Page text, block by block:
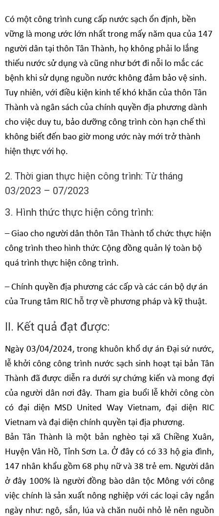
Có một công trình cung cấp nước sạch ổn định, bền
vững là mong ước lớn nhất trong mấy năm qua của 147
người dân tại thôn Tân Thành, họ không phải lo lắng
thiếu nước sử dụng và cũng như bớt đi nỗi lo mắc các
bệnh khi sử dụng nguồn nước không đảm bảo vệ sinh.
Tuy nhiên, với điều kiện kinh tế khó khăn của thôn Tân
Thành và ngân sách của chính quyền địa phương dành
cho việc duy tu, bảo dưỡng công trình còn hạn chế thì
không biết đến bao giờ mong ước này mới trở thành
hiện thực với họ.
2. Thời gian thực hiện công trình: Từ tháng
03/2023 – 07/2023
3. Hình thức thực hiện công trình:
– Giao cho người dân thôn Tân Thành tổ chức thực hiện
công trình theo hình thức Cộng đồng quản lý toàn bộ
quá trình thực hiện công trình.
– Chính quyền địa phương các cấp và các cán bộ dự án
của Trung tâm RIC hỗ trợ về phương pháp và kỹ thuật.
II. Kết quả đạt được:
Ngày 03/04/2024, trong khuôn khổ dự án Đại sứ nước,
lễ khởi công công trình nước sạch sinh hoạt tại bản Tân
Thành đã được diễn ra dưới sự chứng kiến và mong đợi
của người dân nơi đây. Tham gia buổi lễ khởi công còn
có đại diện MSD United Way Vietnam, đại diện RIC
Vietnam và đại diện chính quyền tại địa phương.
Bản Tân Thành là một bản nghèo tại xã Chiềng Xuân,
Huyện Vân Hồ, Tỉnh Sơn La. Ở đây có có 33 hộ gia đình,
147 nhân khẩu gồm 68 phụ nữ và 38 trẻ em. Người dân
ở đây 100% là người đồng bào dân tộc Mông với công
việc chính là sản xuất nông nghiệp với các loại cây ngắn
ngày như: ngô, sắn, lúa và chăn nuôi nhỏ lẻ nên nguồn